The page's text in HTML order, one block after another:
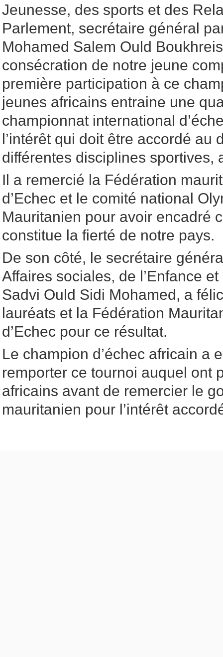
Jeunesse, des sports et des
Parlement, secrétaire général
Mohamed Salem Ould
consécration de notre jeune
première participation à ce
jeunes africains entraine une
championnat international
l’intérêt qui doit être accordé au
différentes disciplines sportives,
Il a remercié la Fédération
d’Echec et le comité national
Mauritanien pour avoir encadré
constitue la fierté de notre pays.
De son côté, le secrétaire
Affaires sociales, de l’Enfance
Sadvi Ould Sidi Mohamed, a
lauréats et la Fédération
d’Echec pour ce résultat.
Le champion d’échec africain a
remporter ce tournoi auquel ont
africains avant de remercier le
mauritanien pour l’intérêt